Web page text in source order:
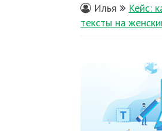
Илья
Кейс:
тексты на